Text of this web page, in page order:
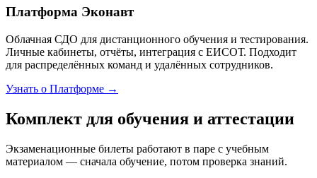
Платформа Эконавт
Облачная СДО для дистанционного обучения и тестирования.
Личные кабинеты, отчёты, интеграция с ЕИСОТ. Подходит
для распределённых команд и удалённых сотрудников.
Узнать о Платформе →
Комплект для обучения и аттестации
Экзаменационные билеты работают в паре с учебным
материалом — сначала обучение, потом проверка знаний.